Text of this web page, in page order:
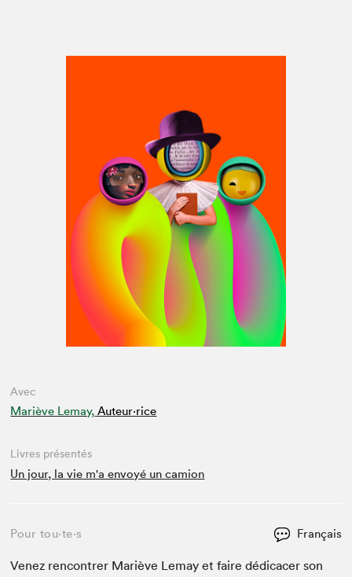
Avec
Mariève Lemay, Auteur·rice
Livres présentés
Un jour, la vie m'a envoyé un camion
Pour tou⋅te⋅s Français
Venez ren­con­tr­er Mar­iève Lemay et faire dédi­cac­er son